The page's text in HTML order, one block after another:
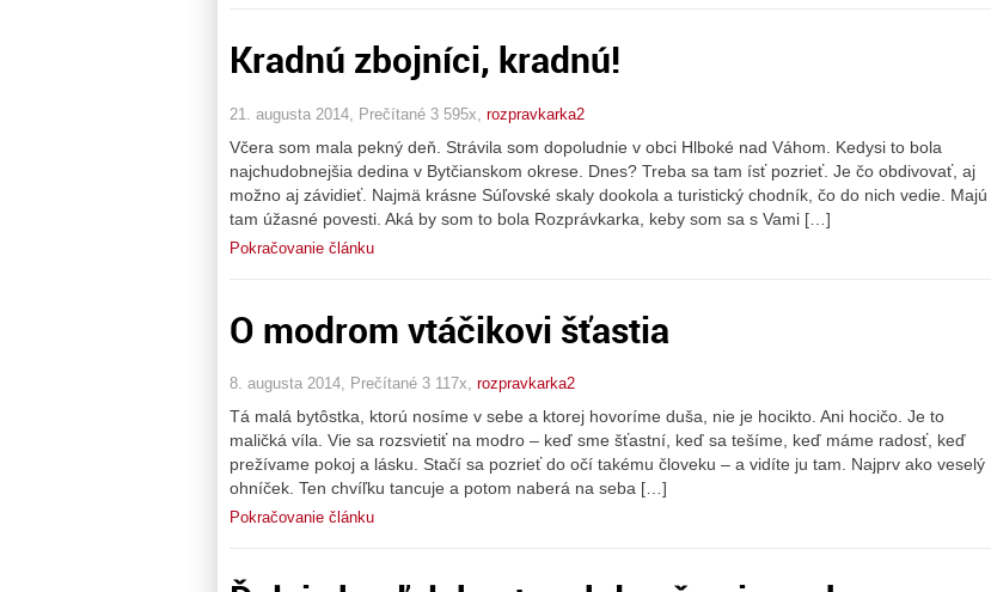
Kradnú zbojníci, kradnú!
21. augusta 2014, Prečítané 3 595x, rozpravkarka2
Včera som mala pekný deň. Strávila som dopoludnie v obci Hlboké nad Váhom. Kedysi to bola
najchudobnejšia dedina v Bytčianskom okrese. Dnes? Treba sa tam ísť pozrieť. Je čo obdivovať, aj
možno aj závidieť. Najmä krásne Súľovské skaly dookola a turistický chodník, čo do nich vedie. Majú
tam úžasné povesti. Aká by som to bola Rozprávkarka, keby som sa s Vami […]
Pokračovanie článku
O modrom vtáčikovi šťastia
8. augusta 2014, Prečítané 3 117x, rozpravkarka2
Tá malá bytôstka, ktorú nosíme v sebe a ktorej hovoríme duša, nie je hocikto. Ani hocičo. Je to
maličká víla. Vie sa rozsvietiť na modro – keď sme šťastní, keď sa tešíme, keď máme radosť, keď
prežívame pokoj a lásku. Stačí sa pozrieť do očí takému človeku – a vidíte ju tam. Najprv ako veselý
ohníček. Ten chvíľku tancuje a potom naberá na seba […]
Pokračovanie článku